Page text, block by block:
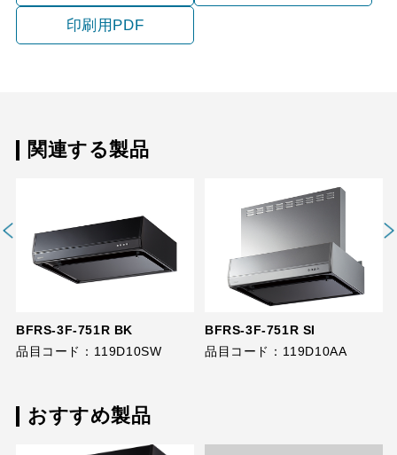
印刷用PDF
関連する製品
BFRS-3F-751R BK
品目コード：119D10SW
BFRS-3F-751R SI
品目コード：119D10AA
おすすめ製品